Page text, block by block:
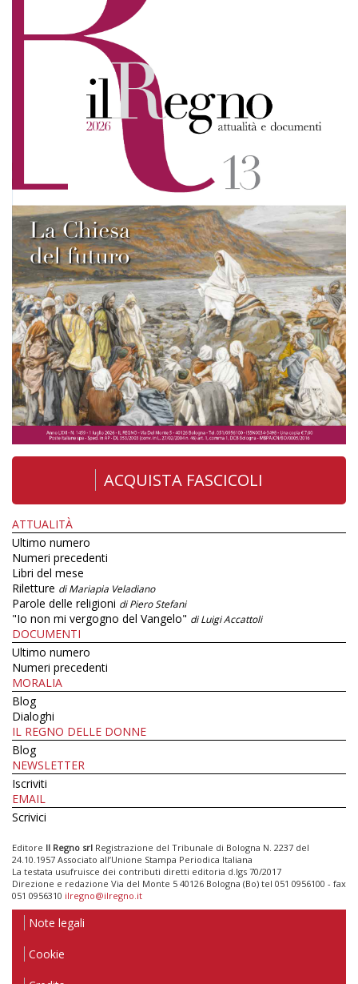
ACQUISTA FASCICOLI
ATTUALITÀ
Ultimo numero
Numeri precedenti
Libri del mese
Riletture di Mariapia Veladiano
Parole delle religioni di Piero Stefani
"Io non mi vergogno del Vangelo" di Luigi Accattoli
DOCUMENTI
Ultimo numero
Numeri precedenti
MORALIA
Blog
Dialoghi
IL REGNO DELLE DONNE
Blog
NEWSLETTER
Iscriviti
EMAIL
Scrivici
Editore Il Regno srl Registrazione del Tribunale di Bologna N. 2237 del
24.10.1957 Associato all’Unione Stampa Periodica Italiana
La testata usufruisce dei contributi diretti editoria d.lgs 70/2017
Direzione e redazione Via del Monte 5 40126 Bologna (Bo) tel 051 0956100 - fax
051 0956310 ilregno@ilregno.it
Note legali
Cookie